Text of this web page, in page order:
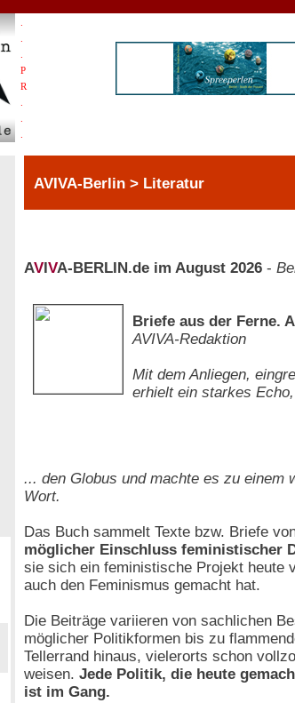
P
R
AVIVA-Berlin > Literatur
AV VA-BERLIN.de im August 2026 -
Briefe aus der Ferne.
AVIVA-Redaktion
Mit dem Anliegen,
erhielt ein starkes
... den Globus und machte es zu einem
Wort.
Das Buch sammelt Texte bzw. Briefe
möglicher Einschluss feministischer
sie sich ein feministische Projekt heute
auch den Feminismus gemacht hat.
Die Beiträge variieren von sachlichen
möglicher Politikformen bis zu
Tellerrand hinaus, vielerorts schon
weisen. Jede Politik, die heute
ist im Gang.